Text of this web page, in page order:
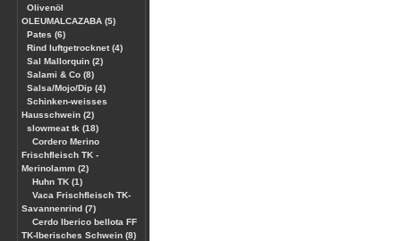
Olivenöl
OLEUMALCAZABA (5)
Pates (6)
Rind luftgetrocknet (4)
Sal Mallorquin (2)
Salami & Co (8)
Salsa/Mojo/Dip (4)
Schinken-weisses
Hausschwein (2)
slowmeat tk (18)
Cordero Merino
Frischfleisch TK -
Merinolamm (2)
Huhn TK (1)
Vaca Frischfleisch TK-
Savannenrind (7)
Cerdo Iberico bellota FF
TK-Iberisches Schwein (8)